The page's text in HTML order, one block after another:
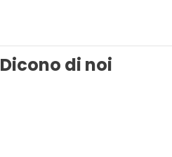
Dicono di noi